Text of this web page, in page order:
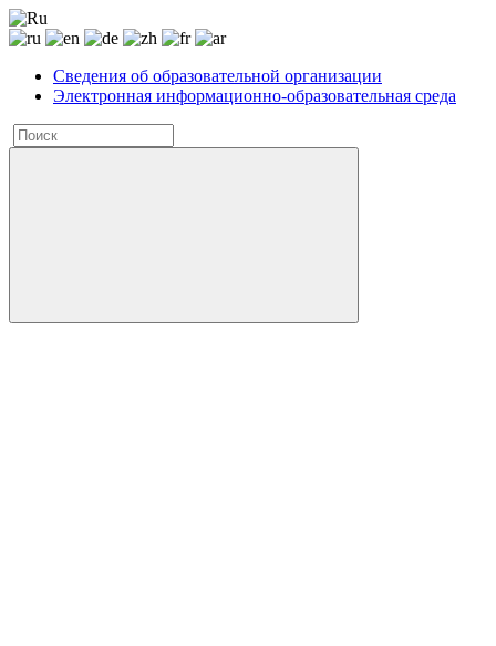
Сведения об образовательной организации
Электронная информационно-образовательная среда